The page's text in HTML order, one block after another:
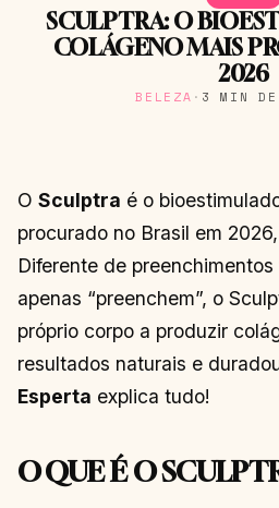
SCULPTRA: O
COLÁGENO MAIS
2026
BELEZA · 3 MIN
O Sculptra é o
procurado no Brasil em
Diferente de
apenas “preenchem”, o
próprio corpo a produzir
resultados naturais e
Esperta explica tudo!
O QUE É O